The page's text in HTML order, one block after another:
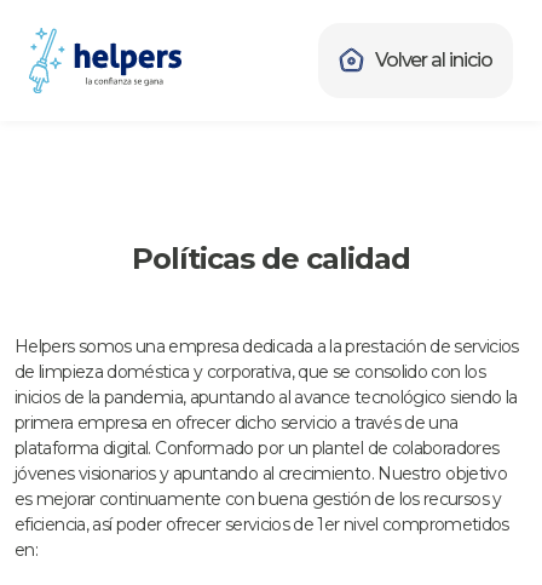
Volver al inicio
Políticas de calidad
Helpers somos una empresa dedicada a la prestación de servicios
de limpieza doméstica y corporativa, que se consolido con los
inicios de la pandemia, apuntando al avance tecnológico siendo la
primera empresa en ofrecer dicho servicio a través de una
plataforma digital. Conformado por un plantel de colaboradores
jóvenes visionarios y apuntando al crecimiento. Nuestro objetivo
es mejorar continuamente con buena gestión de los recursos y
eficiencia, así poder ofrecer servicios de 1er nivel comprometidos
en: